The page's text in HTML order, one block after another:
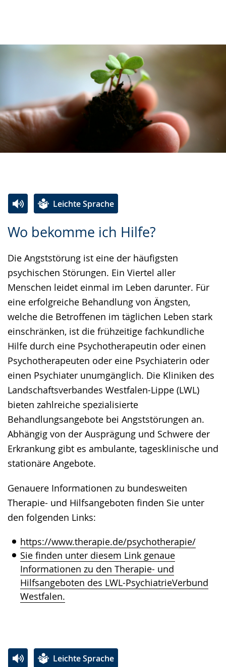
Wo bekomme ich Hilfe?
Die Angststörung ist eine der häufigsten
psychischen Störungen. Ein Viertel aller
Menschen leidet einmal im Leben darunter. Für
eine erfolgreiche Behandlung von Ängsten,
welche die Betroffenen im täglichen Leben stark
einschränken, ist die frühzeitige fachkundliche
Hilfe durch eine Psychotherapeutin oder einen
Psychotherapeuten oder eine Psychiaterin oder
einen Psychiater unumgänglich. Die Kliniken des
Landschaftsverbandes Westfalen-Lippe (LWL)
bieten zahlreiche spezialisierte
Behandlungsangebote bei Angststörungen an.
Abhängig von der Ausprägung und Schwere der
Erkrankung gibt es ambulante, tagesklinische und
stationäre Angebote.
Genauere Informationen zu bundesweiten
Therapie- und Hilfsangeboten finden Sie unter
den folgenden Links:
https://www.therapie.de/psychotherapie/
Sie finden unter diesem Link genaue
Informationen zu den Therapie- und
Hilfsangeboten des LWL-PsychiatrieVerbund
Westfalen.
Leichte Sprache
Leichten
wechseln.
Audio-
Video
Deutscher
Gebärdensprache
wird
angezeigt.
Leichte Sprache